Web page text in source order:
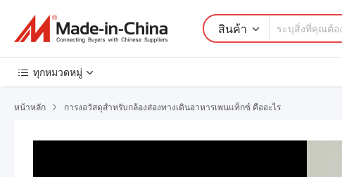
สินค้า
ทุกหมวดหมู่
หน้าหลัก การงอวัสดุสำหรับกล้องส่องทางเดินอาหารเพนแท็กซ์ คืออะไร